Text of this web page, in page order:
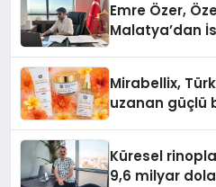
Emre Özer,
Malatya’dan
Mirabellix,
uzanan güçlü
Küresel
9,6 milyar